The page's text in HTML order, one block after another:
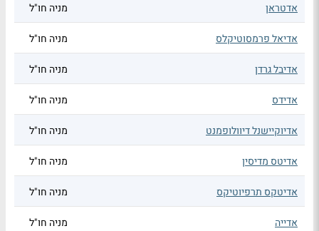
אדטראן מניה חו"ל
אדיאל פרמסוטיקלס מניה חו"ל
אדיבל גרדן מניה חו"ל
אדידס מניה חו"ל
אדיוקיישנל דיוולופמנט מניה חו"ל
אדיטס מדיסין מניה חו"ל
אדיטקס תרפיוטיקס מניה חו"ל
אדייה מניה חו"ל